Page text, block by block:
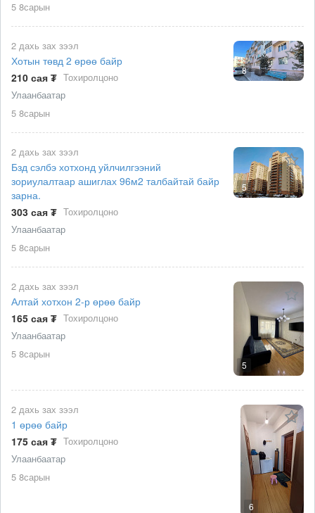
5 8сарын
8
2 дахь зах зээл
Хотын төвд 2 өрөө байр
210 сая ₮ Тохиролцоно
Улаанбаатар
5 8сарын
5
2 дахь зах зээл
Бзд сэлбэ хотхонд уйлчилгээний
зориулалтаар ашиглах 96м2 талбайтай байр
зарна.
303 сая ₮ Тохиролцоно
Улаанбаатар
5 8сарын
5
2 дахь зах зээл
Алтай хотхон 2-р өрөө байр
165 сая ₮ Тохиролцоно
Улаанбаатар
5 8сарын
6
2 дахь зах зээл
1 өрөө байр
175 сая ₮ Тохиролцоно
Улаанбаатар
5 8сарын